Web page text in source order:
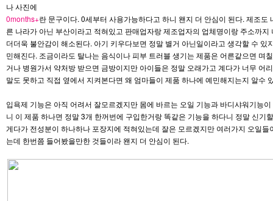
나 사진에
0months+란 문구이다. 0세부터 사용가능하다고 하니 왠지 더 안심이 된다. 제조도
른 나라가 아닌 부산이라고 적혀있고 판매업자랑 제조업자의 업체명이랑 주소까지
더더욱 불안감이 해소된다. 아기 키우다보면 정말 별거 아닌일이라고 생각할 수 있
민해진다. 조금이라도 탈나는 음식이나 피부 트러블 생기는 제품은 어른같으면 며
거나 병원가서 약처방 받으면 금방이지만 아이들은 정말 오래가고 계다가 너무 어
말도 못하고 직접 옆에서 지켜본다면 왜 엄마들이 제품 하나에 예민해지는지 알수
입욕제 기능은 아직 어려서 잘모르겠지만 몸에 바르는 오일 기능과 바디샤워기능
니 이 제품 하나면 정말 3개 한꺼번에 구입한거랑 똑같은 기능을 하다니 정말 신기
게다가 전성분이 하나하나 포장지에 적혀있는데 잘은 모르겠지만 여러가지 오일들
는데 한번쯤 들어봤을만한 것들이라 왠지 더 안심이 된다.